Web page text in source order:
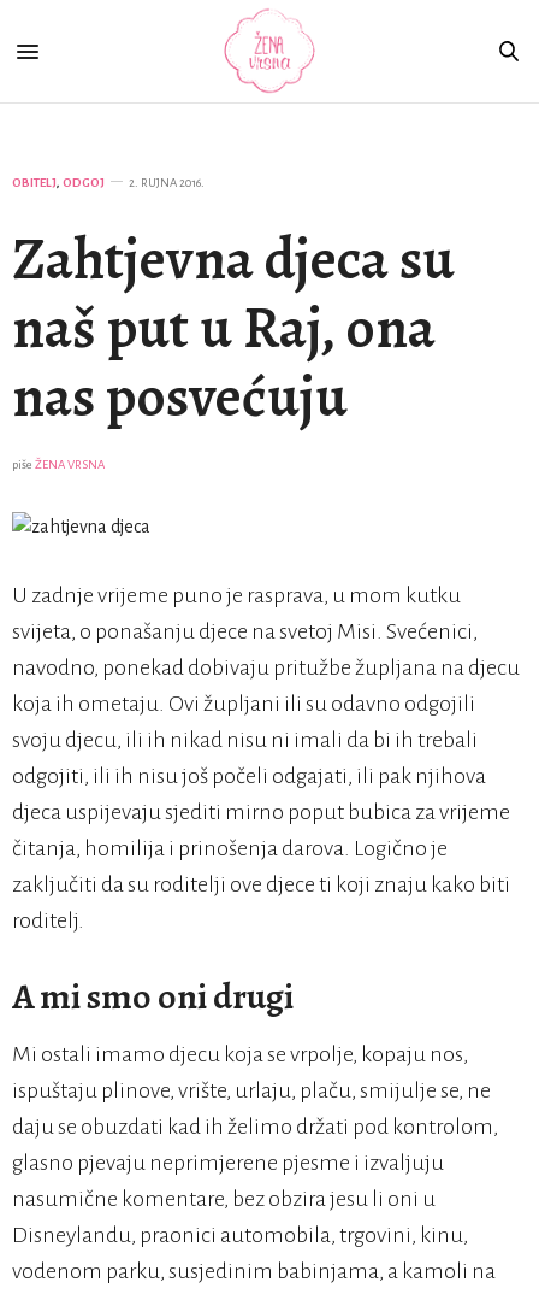
OBITELJ, ODGOJ 2. RUJNA 2016.
Zahtjevna djeca su
naš put u Raj, ona
nas posvećuju
piše ŽENA VRSNA
U zadnje vrijeme puno je rasprava, u mom kutku
svijeta, o ponašanju djece na svetoj Misi. Svećenici,
navodno, ponekad dobivaju pritužbe župljana na djecu
koja ih ometaju. Ovi župljani ili su odavno odgojili
svoju djecu, ili ih nikad nisu ni imali da bi ih trebali
odgojiti, ili ih nisu još počeli odgajati, ili pak njihova
djeca uspijevaju sjediti mirno poput bubica za vrijeme
čitanja, homilija i prinošenja darova. Logično je
zaključiti da su roditelji ove djece ti koji znaju kako biti
roditelj.
A mi smo oni drugi
Mi ostali imamo djecu koja se vrpolje, kopaju nos,
ispuštaju plinove, vrište, urlaju, plaču, smijulje se, ne
daju se obuzdati kad ih želimo držati pod kontrolom,
glasno pjevaju neprimjerene pjesme i izvaljuju
nasumične komentare, bez obzira jesu li oni u
Disneylandu, praonici automobila, trgovini, kinu,
vodenom parku, susjedinim babinjama, a kamoli na